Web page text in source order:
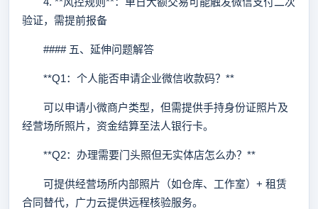
验证，需提前报备
#### 五、延伸问题解答
**Q1：个人能否申请企业微信收款码？**
可以申请小微商户类型，但需提供手持身份证照片及
经营场所照片，资金结算至法人银行卡。
**Q2：办理需要门头照但无实体店怎么办？**
可提供经营场所内部照片（如仓库、工作室）+ 租赁
合同替代，广力云提供远程核验服务。